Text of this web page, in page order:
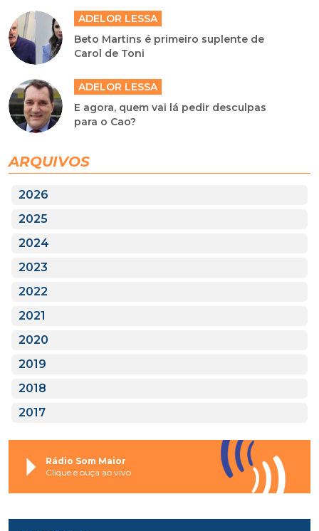
ADELOR LESSA
Beto Martins é primeiro suplente de
Carol de Toni
ADELOR LESSA
E agora, quem vai lá pedir desculpas
para o Cao?
ARQUIVOS
2026
2025
2024
2023
2022
2021
2020
2019
2018
2017
Rádio Som Maior
Clique e ouça ao vivo